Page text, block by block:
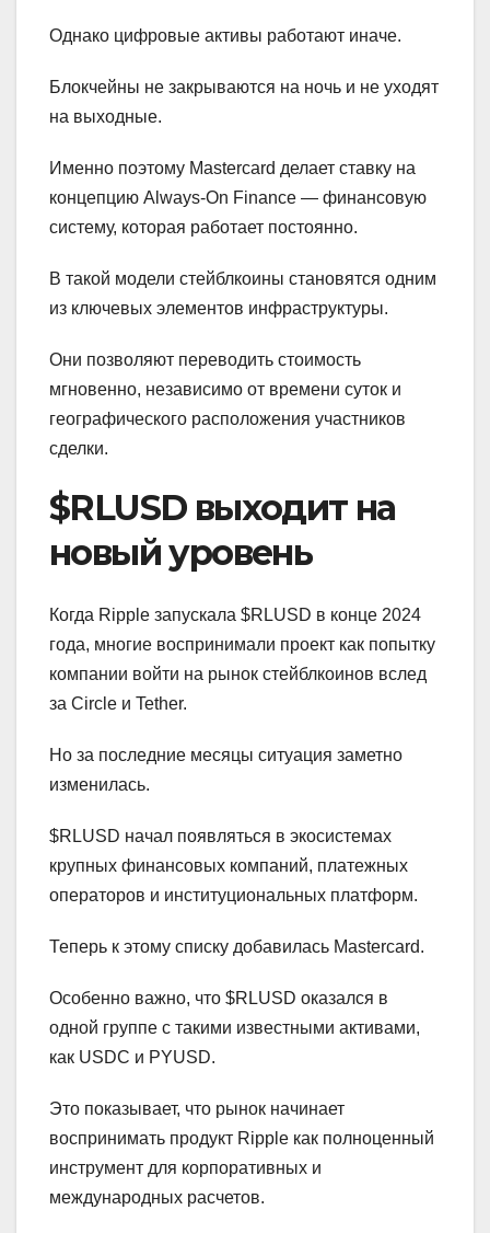
Однако цифровые активы работают иначе.
Блокчейны не закрываются на ночь и не уходят
на выходные.
Именно поэтому Mastercard делает ставку на
концепцию Always-On Finance — финансовую
систему, которая работает постоянно.
В такой модели стейблкоины становятся одним
из ключевых элементов инфраструктуры.
Они позволяют переводить стоимость
мгновенно, независимо от времени суток и
географического расположения участников
сделки.
$RLUSD выходит на
новый уровень
Когда Ripple запускала $RLUSD в конце 2024
года, многие воспринимали проект как попытку
компании войти на рынок стейблкоинов вслед
за Circle и Tether.
Но за последние месяцы ситуация заметно
изменилась.
$RLUSD начал появляться в экосистемах
крупных финансовых компаний, платежных
операторов и институциональных платформ.
Теперь к этому списку добавилась Mastercard.
Особенно важно, что $RLUSD оказался в
одной группе с такими известными активами,
как USDC и PYUSD.
Это показывает, что рынок начинает
воспринимать продукт Ripple как полноценный
инструмент для корпоративных и
международных расчетов.